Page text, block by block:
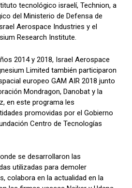
tecnológico israelí, Technion, a
del Ministerio de Defensa de
Aerospace Industries y el
Research Institute.
2014 y 2018, Israel Aerospace
Limited también participaron
europeo GAM AIR 2018 junto
Mondragon, Danobat y la
en este programa les
promovidas por el Gobierno
Centro de Tecnologías
se desarrollaron las
utilizadas para demoler
colabora en la actualidad en la